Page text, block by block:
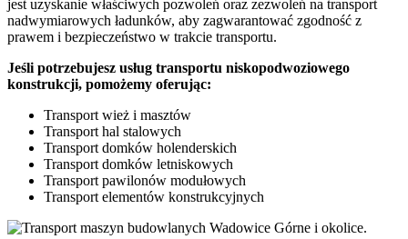
jest uzyskanie właściwych pozwoleń oraz zezwoleń na transport
nadwymiarowych ładunków, aby zagwarantować zgodność z
prawem i bezpieczeństwo w trakcie transportu.
Jeśli potrzebujesz usług transportu niskopodwoziowego
konstrukcji, pomożemy oferując:
Transport wież i masztów
Transport hal stalowych
Transport domków holenderskich
Transport domków letniskowych
Transport pawilonów modułowych
Transport elementów konstrukcyjnych